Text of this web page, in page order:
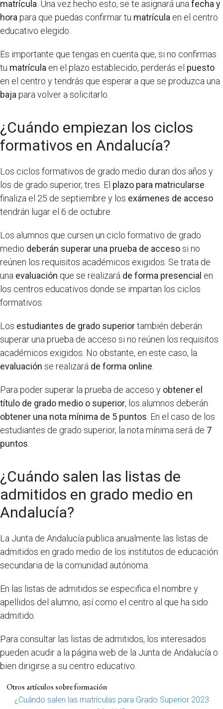
matrícula . Una vez hecho esto, se te asignará una fecha y
hora para que puedas confirmar tu matrícula en el centro
educativo elegido.
Es importante que tengas en cuenta que, si no confirmas
tu matrícula en el plazo establecido, perderás el puesto
en el centro y tendrás que esperar a que se produzca una
baja para volver a solicitarlo.
¿Cuándo empiezan los ciclos
formativos en Andalucía?
Los ciclos formativos de grado medio duran dos años y
los de grado superior, tres. El plazo para matricularse
finaliza el 25 de septiembre y los exámenes de acceso
tendrán lugar el 6 de octubre.
Los alumnos que cursen un ciclo formativo de grado
medio deberán superar una prueba de accesosi no
reúnen los requisitos académicos exigidos. Se trata de
una evaluación que se realizará de forma presencial en
los centros educativos donde se impartan los ciclos
formativos.
Los estudiantes de grado superiortambién deberán
superar una prueba de acceso si no reúnen los requisitos
académicos exigidos. No obstante, en este caso, la
evaluación se realizará de forma online
Para poder superar la prueba de acceso y obtener el
título de grado medio o superior, los alumnos deberán
obtener una nota mínima de 5 puntos . En el caso de los
estudiantes de grado superior, la nota mínima será de 7
puntos
¿Cuándo salen las listas de
admitidos en grado medio en
Andalucía?
La Junta de Andalucía publica anualmente las listas de
admitidos en grado medio de los institutos de educación
secundaria de la comunidad autónoma.
En las listas de admitidos se especifica el nombre y
apellidos del alumno, así como el centro al que ha sido
admitido.
Para consultar las listas de admitidos, los interesados
pueden acudir a la página web de la Junta de Andalucía o
bien dirigirse a su centro educativo.
Otros artículos sobre formación
¿Cuándo salen las matrículas para Grado Superior 2023